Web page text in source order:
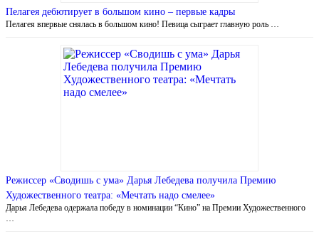
Пелагея дебютирует в большом кино – первые кадры
Пелагея впервые снялась в большом кино! Певица сыграет главную роль …
Режиссер «Сводишь с ума» Дарья Лебедева получила Премию
Художественного театра: «Мечтать надо смелее»
Дарья Лебедева одержала победу в номинации “Кино” на Премии Художественного